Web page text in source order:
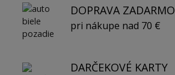
DOPRAVA ZADARMO
pri nákupe nad 70 €
DARČEKOVÉ KARTY